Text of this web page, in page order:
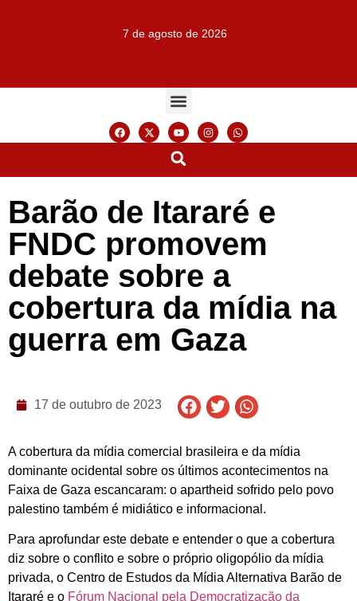
7 de agosto de 2026
Barão de Itararé e
FNDC promovem
debate sobre a
cobertura da mídia na
guerra em Gaza
17 de outubro de 2023
A cobertura da mídia comercial brasileira e da mídia
dominante ocidental sobre os últimos acontecimentos na
Faixa de Gaza escancaram: o apartheid sofrido pelo povo
palestino também é midiático e informacional.
Para aprofundar este debate e entender o que a cobertura
diz sobre o conflito e sobre o próprio oligopólio da mídia
privada, o Centro de Estudos da Mídia Alternativa Barão de
Itararé e o Fórum Nacional pela Democratização da